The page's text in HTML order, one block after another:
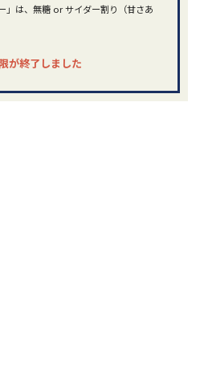
」は、無糖 or サイダー割り（甘さあ
が終了しました